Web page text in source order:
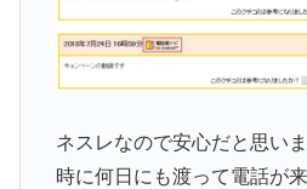
ネスレなので安心だと思い
時に何日にも渡って電話が来